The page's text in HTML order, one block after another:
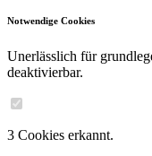
Notwendige Cookies
Unerlässlich für
deaktivierbar.
3 Cookies erkannt.